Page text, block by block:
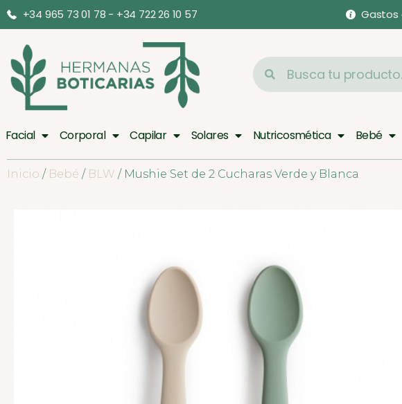
+34 965 73 01 78 - +34 722 26 10 57 Gastos
Facial Corporal Capilar Solares Nutricosmética Bebé
Inicio / Bebé / BLW / Mushie Set de 2 Cucharas Verde y Blanca